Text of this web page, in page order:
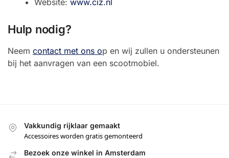
Hulp nodig?
Neem contact met ons op en wij zullen u ondersteunen
bij het aanvragen van een scootmobiel.
Vakkundig rijklaar gemaakt
Accessoires worden gratis gemonteerd
Bezoek onze winkel in Amsterdam